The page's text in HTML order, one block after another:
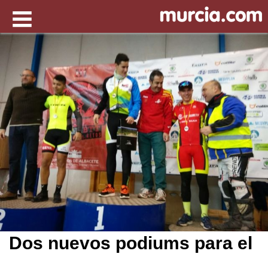
Dos nuevos podiums para el